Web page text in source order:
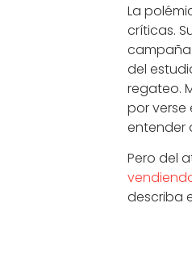
La
críticas.
campaña
del
regateo.
por verse
entender
Pero del
describa